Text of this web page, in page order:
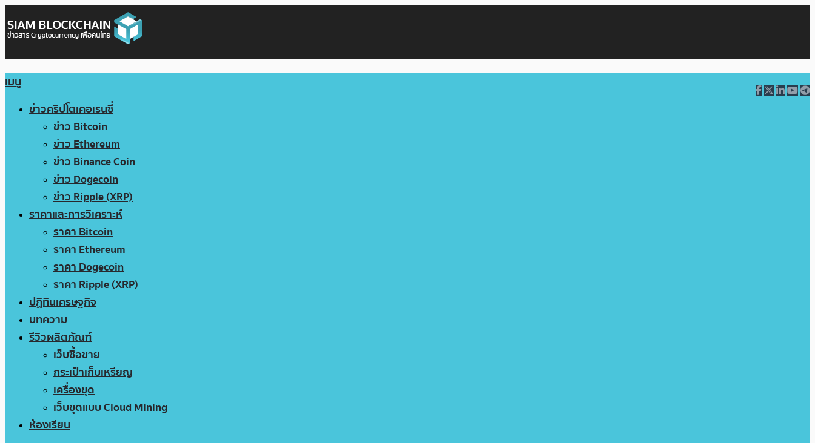
เมนู
ข่าวคริปโตเคอเรนซี่
ข่าว Bitcoin
ข่าว Ethereum
ข่าว Binance Coin
ข่าว Dogecoin
ข่าว Ripple (XRP)
ราคาและการวิเคราะห์
ราคา Bitcoin
ราคา Ethereum
ราคา Dogecoin
ราคา Ripple (XRP)
ปฏิทินเศรษฐกิจ
บทความ
รีวิวผลิตภัณฑ์
เว็บซื้อขาย
กระเป๋าเก็บเหรียญ
เครื่องขุด
เว็บขุดแบบ Cloud Mining
ห้องเรียน